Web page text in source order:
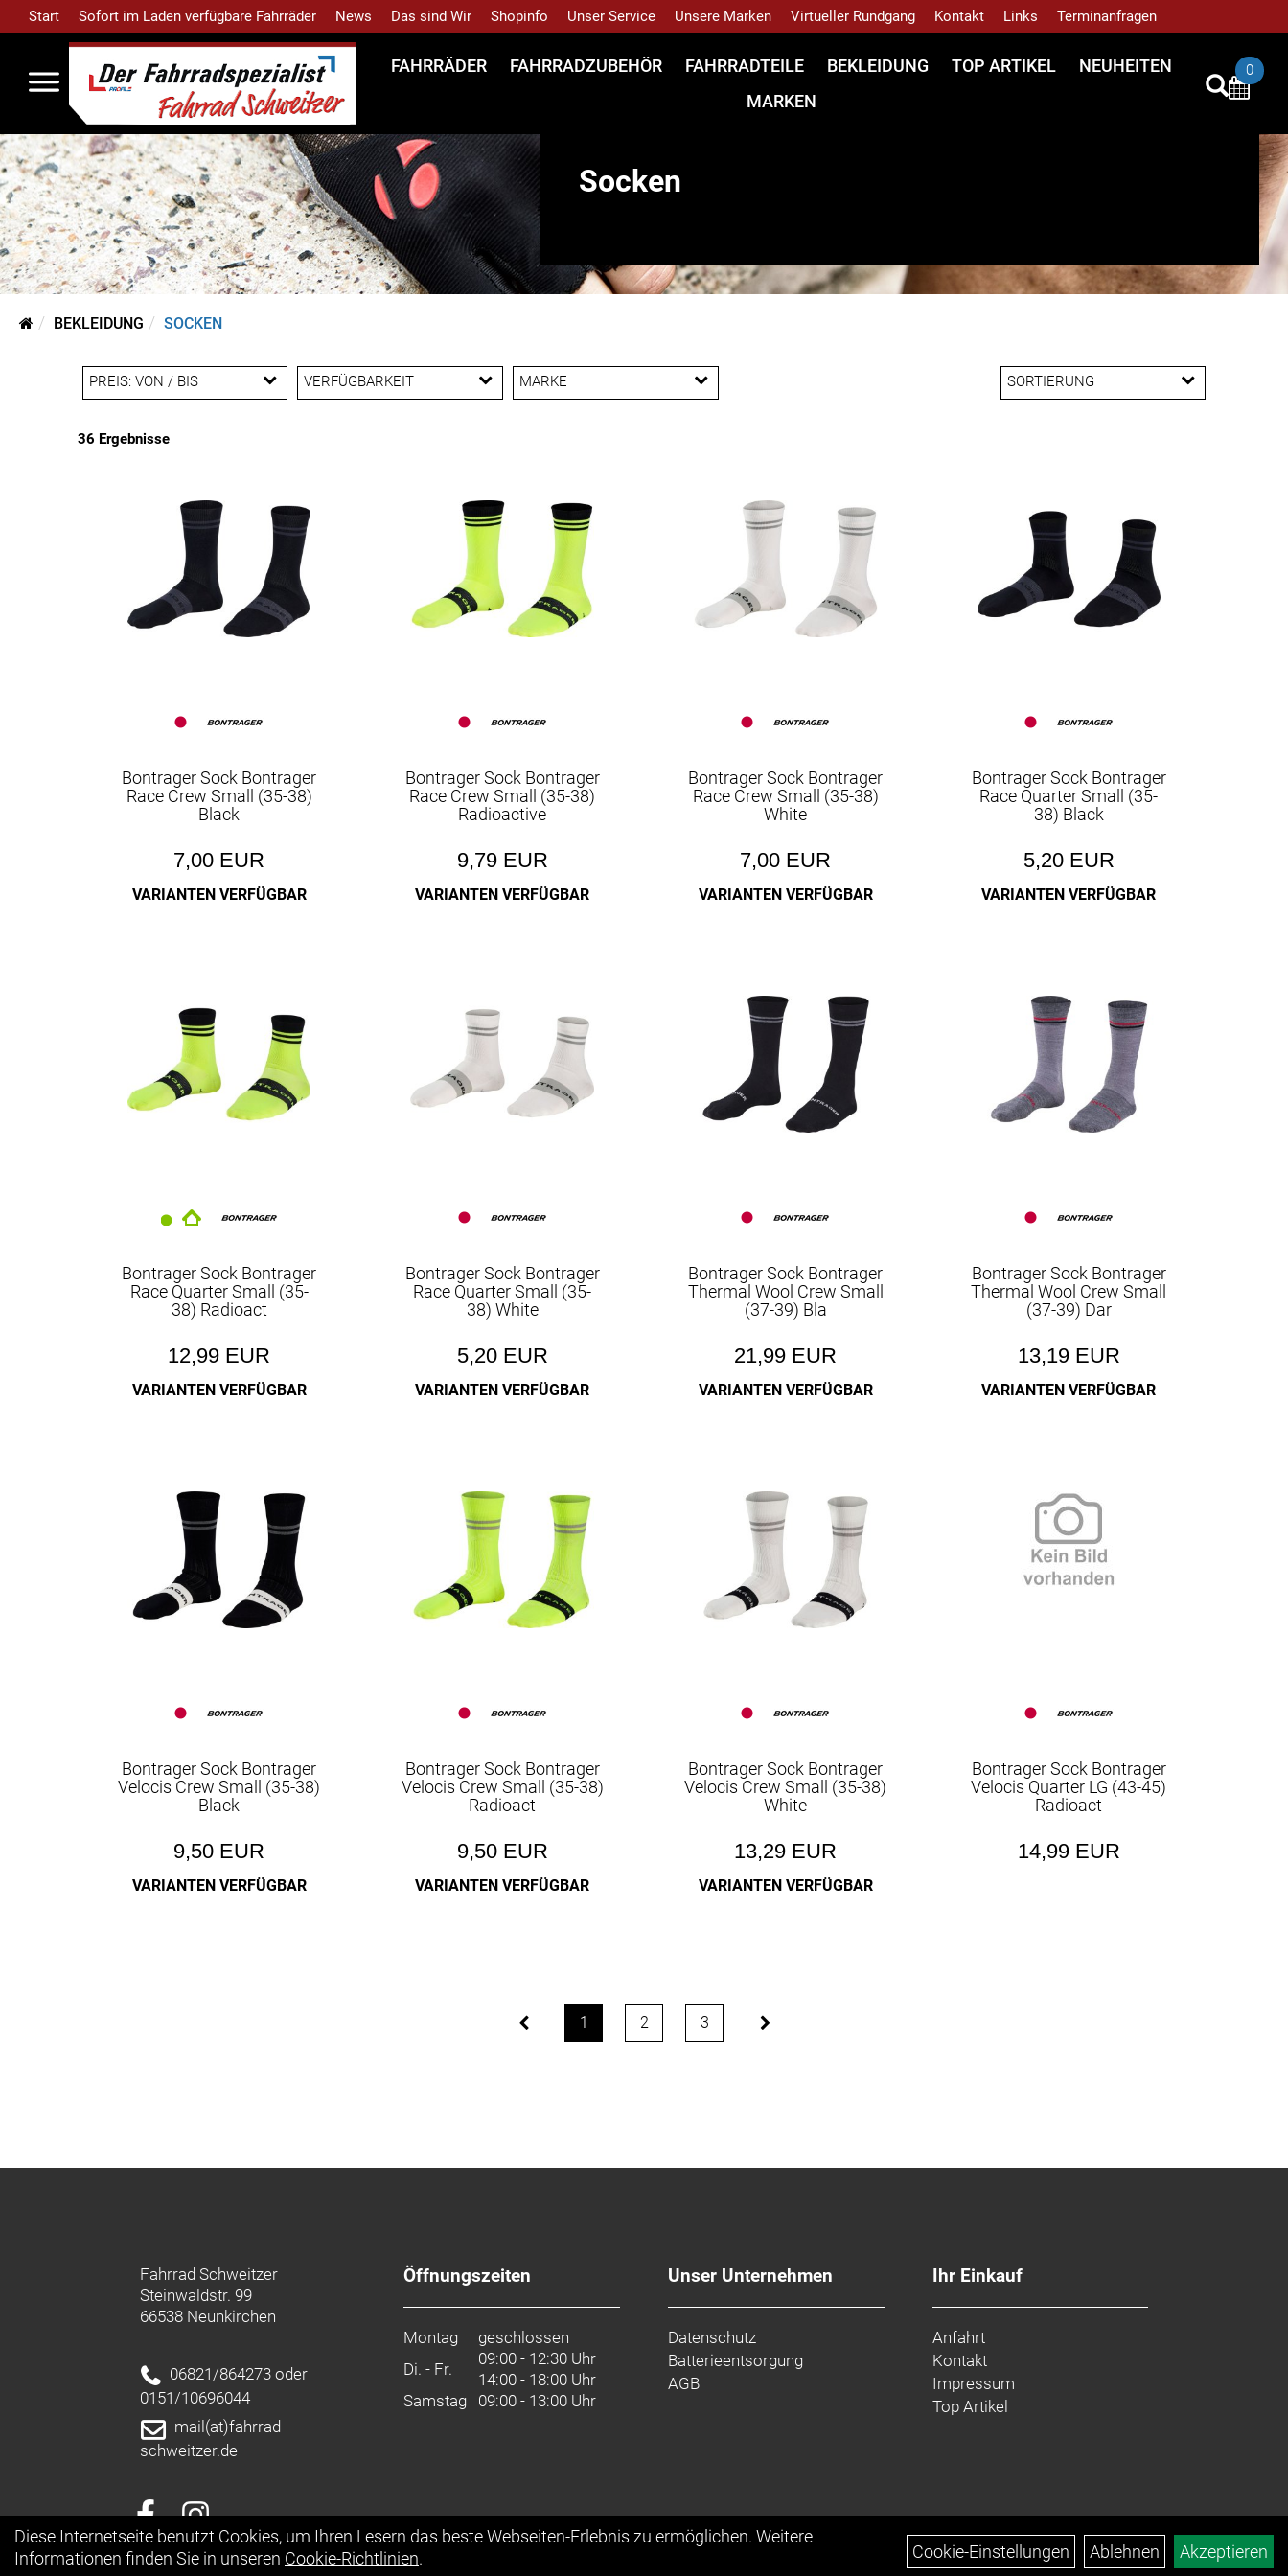
Start Sofort im Laden verfügbare Fahrräder News Das sind Wir Shopinfo Unser Service Unsere Marken Virtueller Rundgang Kontakt Links Terminanfragen
FAHRRÄDER FAHRRADZUBEHÖR FAHRRADTEILE BEKLEIDUNG TOP ARTIKEL
NEUHEITEN
MARKEN
0
Socken
BEKLEIDUNG SOCKEN
SORTIERUNG
PREIS: VON / BIS VERFÜGBARKEIT MARKE
36 Ergebnisse
Bontrager Sock Bontrager
Race Crew Small (35-38)
Black
7,00 EUR
VARIANTEN VERFÜGBAR
Bontrager Sock Bontrager
Race Crew Small (35-38)
Radioactive
9,79 EUR
VARIANTEN VERFÜGBAR
Bontrager Sock Bontrager
Race Crew Small (35-38)
White
7,00 EUR
VARIANTEN VERFÜGBAR
Bontrager Sock Bontrager
Race Quarter Small (35-
38) Black
5,20 EUR
VARIANTEN VERFÜGBAR
Bontrager Sock Bontrager
Race Quarter Small (35-
38) Radioact
12,99 EUR
VARIANTEN VERFÜGBAR
Bontrager Sock Bontrager
Race Quarter Small (35-
38) White
5,20 EUR
VARIANTEN VERFÜGBAR
Bontrager Sock Bontrager
Thermal Wool Crew Small
(37-39) Bla
21,99 EUR
VARIANTEN VERFÜGBAR
Bontrager Sock Bontrager
Thermal Wool Crew Small
(37-39) Dar
13,19 EUR
VARIANTEN VERFÜGBAR
Bontrager Sock Bontrager
Velocis Crew Small (35-38)
Black
9,50 EUR
VARIANTEN VERFÜGBAR
Bontrager Sock Bontrager
Velocis Crew Small (35-38)
Radioact
9,50 EUR
VARIANTEN VERFÜGBAR
Bontrager Sock Bontrager
Velocis Crew Small (35-38)
White
13,29 EUR
VARIANTEN VERFÜGBAR
Bontrager Sock Bontrager
Velocis Quarter LG (43-45)
Radioact
14,99 EUR
1 2 3
Fahrrad Schweitzer
Steinwaldstr. 99
66538 Neunkirchen
06821/864273 oder
0151/10696044
mail(at)fahrrad-
schweitzer.de
Öffnungszeiten
Montag
geschlossen
Di. - Fr.
09:00 - 12:30 Uhr
14:00 - 18:00 Uhr
Samstag 09:00 - 13:00 Uhr
Unser Unternehmen
Datenschutz
Batterieentsorgung
AGB
Ihr Einkauf
Anfahrt
Kontakt
Impressum
Top Artikel
Diese Internetseite benutzt Cookies, um Ihren Lesern das beste Webseiten-Erlebnis zu ermöglichen. Weitere
Informationen finden Sie in unseren Cookie-Richtlinien. Cookie-Einstellungen Ablehnen Akzeptieren